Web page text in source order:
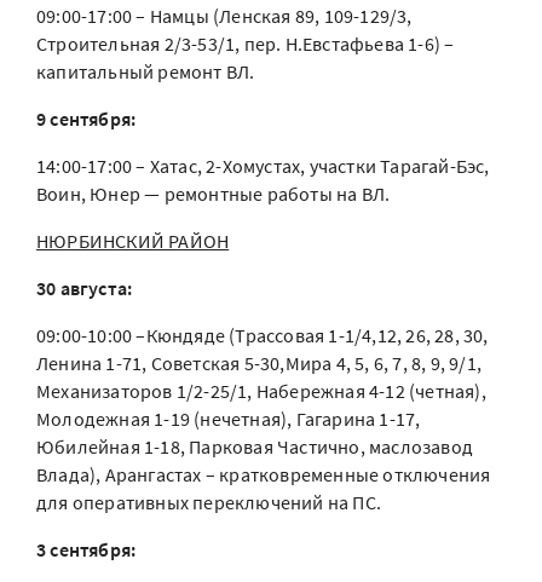
09:00-17:00 – Намцы (Ленская 89, 109-129/3,
Строительная 2/3-53/1, пер. Н.Евстафьева 1-6) –
капитальный ремонт ВЛ.
9 сентября:
14:00-17:00 – Хатас, 2-Хомустах, участки Тарагай-Бэс,
Воин, Юнер — ремонтные работы на ВЛ.
НЮРБИНСКИЙ РАЙОН
30 августа:
09:00-10:00 –Кюндяде (Трассовая 1-1/4,12, 26, 28, 30,
Ленина 1-71, Советская 5-30,Мира 4, 5, 6, 7, 8, 9, 9/1,
Механизаторов 1/2-25/1, Набережная 4-12 (четная),
Молодежная 1-19 (нечетная), Гагарина 1-17,
Юбилейная 1-18, Парковая Частично, маслозавод
Влада), Арангастах – кратковременные отключения
для оперативных переключений на ПС.
3 сентября: